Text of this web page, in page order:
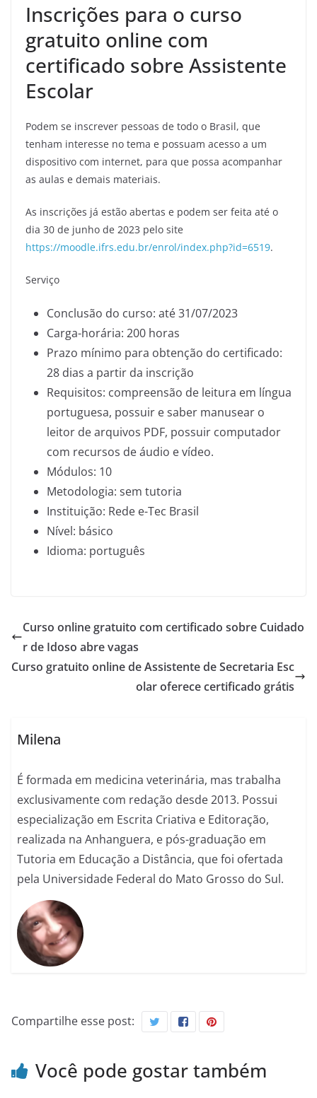
Inscrições para o curso
gratuito online com
certificado sobre Assistente
Escolar
Podem se inscrever pessoas de todo o Brasil, que
tenham interesse no tema e possuam acesso a um
dispositivo com internet, para que possa acompanhar
as aulas e demais materiais.
As inscrições já estão abertas e podem ser feita até o
dia 30 de junho de 2023 pelo site
https://moodle.ifrs.edu.br/enrol/index.php?id=6519.
Serviço
Conclusão do curso: até 31/07/2023
Carga-horária: 200 horas
Prazo mínimo para obtenção do certificado:
28 dias a partir da inscrição
Requisitos: compreensão de leitura em língua
portuguesa, possuir e saber manusear o
leitor de arquivos PDF, possuir computador
com recursos de áudio e vídeo.
Módulos: 10
Metodologia: sem tutoria
Instituição: Rede e-Tec Brasil
Nível: básico
Idioma: português
Curso online gratuito com certificado sobre Cuidado
r de Idoso abre vagas
Curso gratuito online de Assistente de Secretaria Esc
olar oferece certificado grátis
Milena
É formada em medicina veterinária, mas trabalha
exclusivamente com redação desde 2013. Possui
especialização em Escrita Criativa e Editoração,
realizada na Anhanguera, e pós-graduação em
Tutoria em Educação a Distância, que foi ofertada
pela Universidade Federal do Mato Grosso do Sul.
Compartilhe esse post:
Você pode gostar também